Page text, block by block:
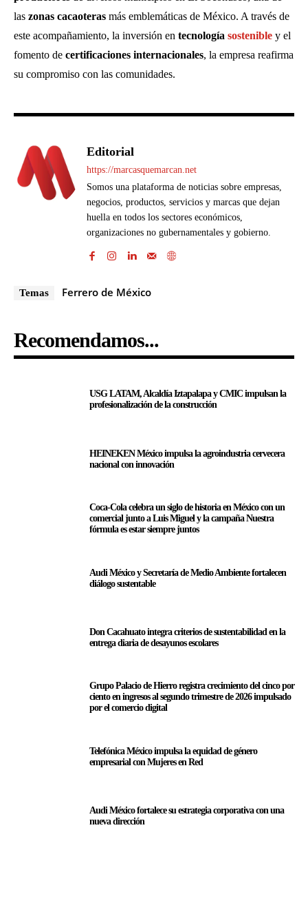
las zonas cacaoteras más emblemáticas de México. A través de
este acompañamiento, la inversión en tecnología sostenible y el
fomento de certificaciones internacionales, la empresa reafirma
su compromiso con las comunidades.
Editorial
https://marcasquemarcan.net
Somos una plataforma de noticias sobre empresas,
negocios, productos, servicios y marcas que dejan
huella en todos los sectores económicos,
organizaciones no gubernamentales y gobierno.
Temas Ferrero de México
Recomendamos...
USG LATAM, Alcaldía Iztapalapa y CMIC impulsan la
profesionalización de la construcción
HEINEKEN México impulsa la agroindustria cervecera
nacional con innovación
Coca-Cola celebra un siglo de historia en México con un
comercial junto a Luis Miguel y la campaña Nuestra
fórmula es estar siempre juntos
Audi México y Secretaría de Medio Ambiente fortalecen
diálogo sustentable
Don Cacahuato integra criterios de sustentabilidad en la
entrega diaria de desayunos escolares
Grupo Palacio de Hierro registra crecimiento del cinco por
ciento en ingresos al segundo trimestre de 2026 impulsado
por el comercio digital
Telefónica México impulsa la equidad de género
empresarial con Mujeres en Red
Audi México fortalece su estrategia corporativa con una
nueva dirección